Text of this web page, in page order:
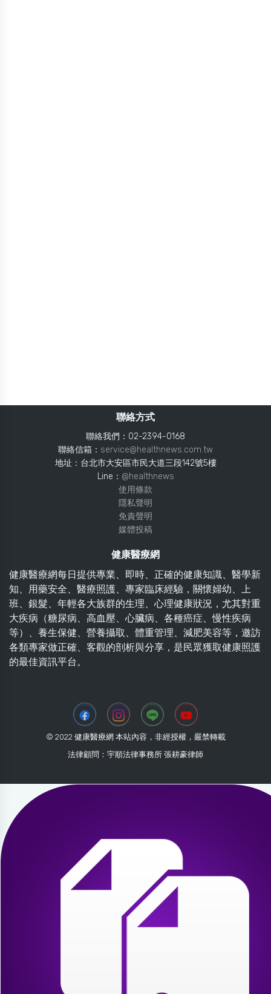
聯絡方式
聯絡我們：02-2394-0168
聯絡信箱： service@healthnews.com.tw
地址：台北市大安區市民大道三段142號5樓
Line： @healthnews
使用條款
隱私聲明
免責聲明
媒體投稿
健康醫療網
健康醫療網每日提供專業、即時、正確的健康知識、醫學新
知、用藥安全、醫療照護、專家臨床經驗，關懷婦幼、上
班、銀髮、年輕各大族群的生理、心理健康狀況，尤其對重
大疾病（糖尿病、高血壓、心臟病、各種癌症、慢性疾病
等）、養生保健、營養攝取、體重管理、減肥美容等，邀訪
各類專家做正確、客觀的剖析與分享，是民眾獲取健康照護
的最佳資訊平台。
© 2022 健康醫療網 本站內容，非經授權，嚴禁轉載
法律顧問：宇順法律事務所 張耕豪律師